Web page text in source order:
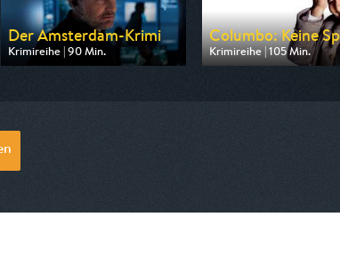
Der Amsterdam-Krimi
Krimireihe | 90 Min.
Ausgestrahlt von ARD
Columbo: Keine
Krimireihe | 105 Min.
Ausgestrahlt von RTLup